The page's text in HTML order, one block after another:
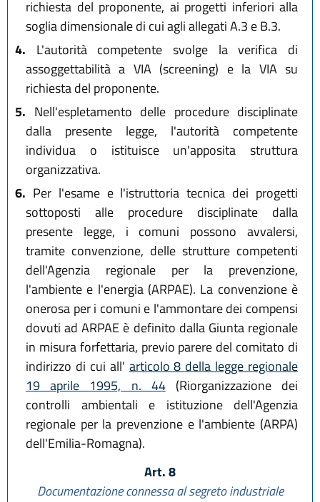
richiesta del proponente, ai progetti inferiori alla
soglia dimensionale di cui agli allegati A.3 e B.3.
4. L'autorità competente svolge la verifica di
assoggettabilità a VIA (screening) e la VIA su
richiesta del proponente.
5. Nell'espletamento delle procedure disciplinate
dalla presente legge, l'autorità competente
individua o istituisce un'apposita struttura
organizzativa.
6. Per l'esame e l'istruttoria tecnica dei progetti
sottoposti alle procedure disciplinate dalla
presente legge, i comuni possono avvalersi,
tramite convenzione, delle strutture competenti
dell'Agenzia regionale per la prevenzione,
l'ambiente e l'energia (ARPAE). La convenzione è
onerosa per i comuni e l'ammontare dei compensi
dovuti ad ARPAE è definito dalla Giunta regionale
in misura forfettaria, previo parere del comitato di
indirizzo di cui all' articolo 8 della legge regionale
19 aprile 1995, n. 44(Riorganizzazione dei
controlli ambientali e istituzione dell'Agenzia
regionale per la prevenzione e l'ambiente (ARPA)
dell'Emilia-Romagna).
Art. 8
Documentazione connessa al segreto industriale